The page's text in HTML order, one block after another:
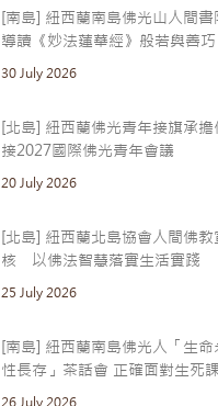
[南島] 紐西蘭南島佛光山人間書
導讀《妙法蓮華經》般若與善巧
30 July 2026
[北島] 紐西蘭佛光青年接旗承
接2027國際佛光青年會議
20 July 2026
[北島] 紐西蘭北島協會人間佛教
核 以佛法智慧落實生活實踐
25 July 2026
[南島] 紐西蘭南島佛光人「生命
性長存」茶話會 正確面對生死